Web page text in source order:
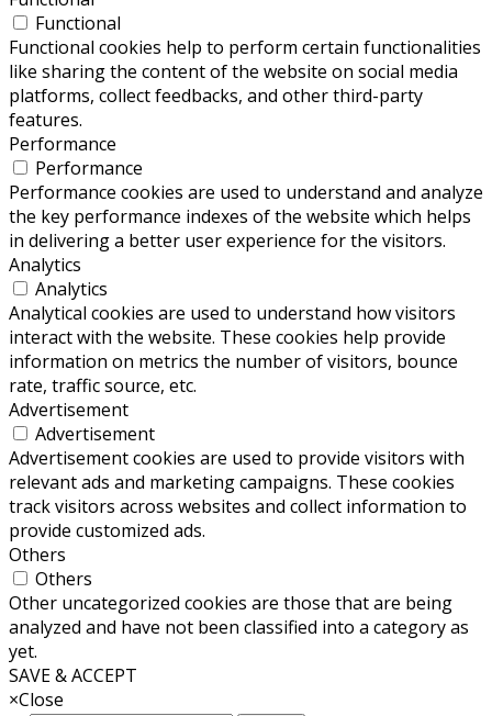
Functional
Functional cookies help to perform certain functionalities
like sharing the content of the website on social media
platforms, collect feedbacks, and other third-party
features.
Performance
Performance
Performance cookies are used to understand and analyze
the key performance indexes of the website which helps
in delivering a better user experience for the visitors.
Analytics
Analytics
Analytical cookies are used to understand how visitors
interact with the website. These cookies help provide
information on metrics the number of visitors, bounce
rate, traffic source, etc.
Advertisement
Advertisement
Advertisement cookies are used to provide visitors with
relevant ads and marketing campaigns. These cookies
track visitors across websites and collect information to
provide customized ads.
Others
Others
Other uncategorized cookies are those that are being
analyzed and have not been classified into a category as
yet.
SAVE & ACCEPT
×Close